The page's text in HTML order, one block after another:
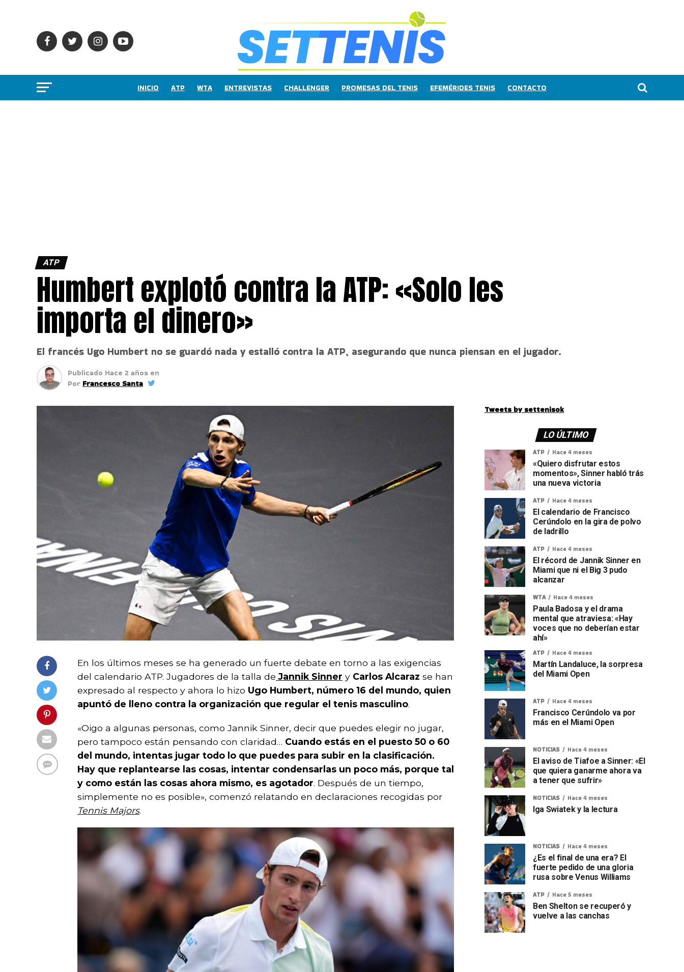
INICIO ATP WTA ENTREVISTAS CHALLENGER PROMESAS DEL TENIS EFEMÉRIDES TENIS CONTACTO
ATP
Humbert explotó contra la ATP: «Solo les
importa el dinero»
El francés Ugo Humbert no se guardó nada y estalló contra la ATP, asegurando que nunca piensan en el jugador.
Publicado Hace 2 años en
Por Francesco Santa
En los últimos meses se ha generado un fuerte debate en torno a las exigencias
del calendario ATP. Jugadores de la talla de Jannik Sinner y Carlos Alcaraz se han
expresado al respecto y ahora lo hizo Ugo Humbert, número 16 del mundo, quien
apuntó de lleno contra la organización que regular el tenis masculino.
«Oigo a algunas personas, como Jannik Sinner, decir que puedes elegir no jugar,
pero tampoco están pensando con claridad… Cuando estás en el puesto 50 o 60
del mundo, intentas jugar todo lo que puedes para subir en la clasificación.
Hay que replantearse las cosas, intentar condensarlas un poco más, porque tal
y como están las cosas ahora mismo, es agotador. Después de un tiempo,
simplemente no es posible», comenzó relatando en declaraciones recogidas por
Tennis Majors.
Tweets by settenisok
LO ÚLTIMO
ATP Hace 4 meses
«Quiero disfrutar estos
momentos», Sinner habló trás
una nueva victoria
ATP Hace 4 meses
El calendario de Francisco
Cerúndolo en la gira de polvo
de ladrillo
ATP Hace 4 meses
El récord de Jannik Sinner en
Miami que ni el Big 3 pudo
alcanzar
WTA Hace 4 meses
Paula Badosa y el drama
mental que atraviesa: «Hay
voces que no deberían estar
ahí»
ATP Hace 4 meses
Martín Landaluce, la sorpresa
del Miami Open
ATP Hace 4 meses
Francisco Cerúndolo va por
más en el Miami Open
NOTICIAS Hace 4 meses
El aviso de Tiafoe a Sinner: «El
que quiera ganarme ahora va
a tener que sufrir»
NOTICIAS Hace 4 meses
Iga Swiatek y la lectura
NOTICIAS Hace 4 meses
¿Es el final de una era? El
fuerte pedido de una gloria
rusa sobre Venus Williams
ATP Hace 5 meses
Ben Shelton se recuperó y
vuelve a las canchas